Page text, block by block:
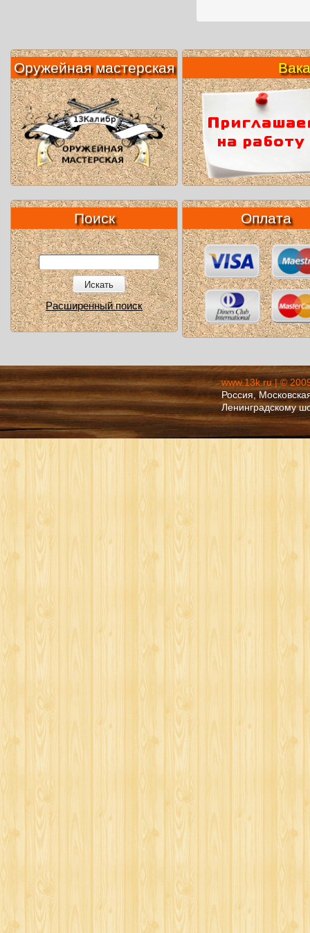
Оружейная мастерская
Поиск
Искать
Расширенный поиск
Оплата
www.13k.ru | ©
Россия,
Ленинградскому